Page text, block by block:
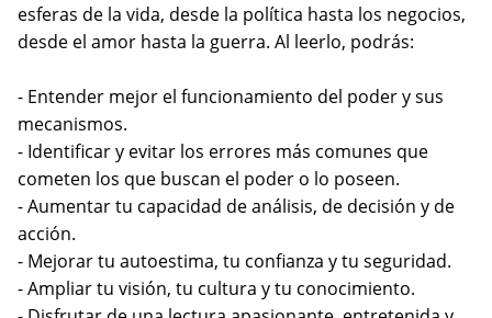
esferas de la vida, desde la política hasta los negocios,
desde el amor hasta la guerra. Al leerlo, podrás:
- Entender mejor el funcionamiento del poder y sus
mecanismos.
- Identificar y evitar los errores más comunes que
cometen los que buscan el poder o lo poseen.
- Aumentar tu capacidad de análisis, de decisión y de
acción.
- Mejorar tu autoestima, tu confianza y tu seguridad.
- Ampliar tu visión, tu cultura y tu conocimiento.